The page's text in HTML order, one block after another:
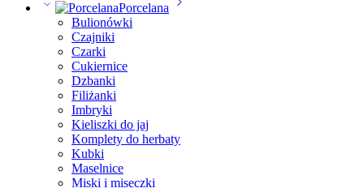
Porcelana
Bulionówki
Czajniki
Czarki
Cukiernice
Dzbanki
Filiżanki
Imbryki
Kieliszki do jaj
Komplety do herbaty
Kubki
Maselnice
Miski i miseczki